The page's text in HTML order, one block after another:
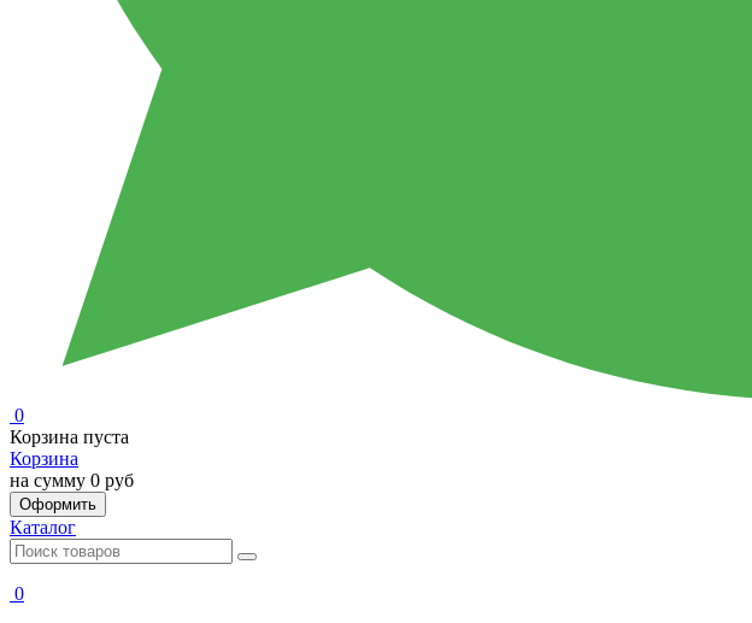
0
Корзина пуста
Корзина
на сумму 0 руб
Оформить
Каталог
0